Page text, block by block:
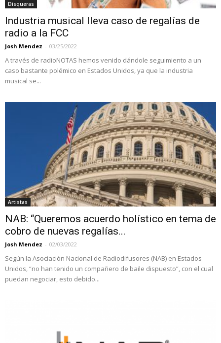
Disqueras
Industria musical lleva caso de regalías de
radio a la FCC
Josh Mendez - 03/25/2022
A través de radioNOTAS hemos venido dándole seguimiento a un
caso bastante polémico en Estados Unidos, ya que la industria
musical se...
Artistas
NAB: “Queremos acuerdo holístico en tema de
cobro de nuevas regalías...
Josh Mendez - 02/03/2022
Según la Asociación Nacional de Radiodifusores (NAB) en Estados
Unidos, “no han tenido un compañero de baile dispuesto”, con el cual
puedan negociar, esto debido...